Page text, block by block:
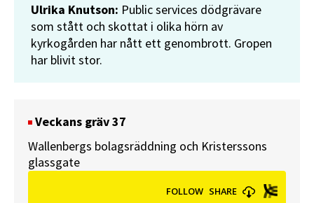
Ulrika Knutson: Public services dödgrävare
som stått och skottat i olika hörn av
kyrkogården har nått ett genombrott. Gropen
har blivit stor.
Veckans gräv 37
Wallenbergs bolagsräddning och Kristerssons
glassgate